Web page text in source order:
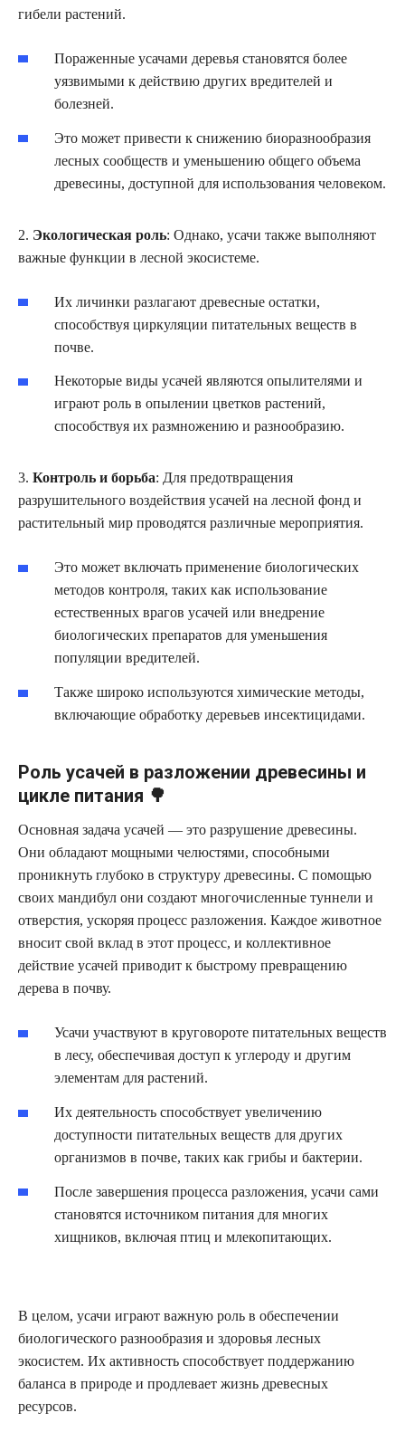
гибели растений.
Пораженные усачами деревья становятся более
уязвимыми к действию других вредителей и
болезней.
Это может привести к снижению биоразнообразия
лесных сообществ и уменьшению общего объема
древесины, доступной для использования человеком.
2. Экологическая роль: Однако, усачи также выполняют
важные функции в лесной экосистеме.
Их личинки разлагают древесные остатки,
способствуя циркуляции питательных веществ в
почве.
Некоторые виды усачей являются опылителями и
играют роль в опылении цветков растений,
способствуя их размножению и разнообразию.
3. Контроль и борьба: Для предотвращения
разрушительного воздействия усачей на лесной фонд и
растительный мир проводятся различные мероприятия.
Это может включать применение биологических
методов контроля, таких как использование
естественных врагов усачей или внедрение
биологических препаратов для уменьшения
популяции вредителей.
Также широко используются химические методы,
включающие обработку деревьев инсектицидами.
Роль усачей в разложении древесины и
цикле питания 🌳
Основная задача усачей — это разрушение древесины.
Они обладают мощными челюстями, способными
проникнуть глубоко в структуру древесины. С помощью
своих мандибул они создают многочисленные туннели и
отверстия, ускоряя процесс разложения. Каждое животное
вносит свой вклад в этот процесс, и коллективное
действие усачей приводит к быстрому превращению
дерева в почву.
Усачи участвуют в круговороте питательных веществ
в лесу, обеспечивая доступ к углероду и другим
элементам для растений.
Их деятельность способствует увеличению
доступности питательных веществ для других
организмов в почве, таких как грибы и бактерии.
После завершения процесса разложения, усачи сами
становятся источником питания для многих
хищников, включая птиц и млекопитающих.
В целом, усачи играют важную роль в обеспечении
биологического разнообразия и здоровья лесных
экосистем. Их активность способствует поддержанию
баланса в природе и продлевает жизнь древесных
ресурсов.